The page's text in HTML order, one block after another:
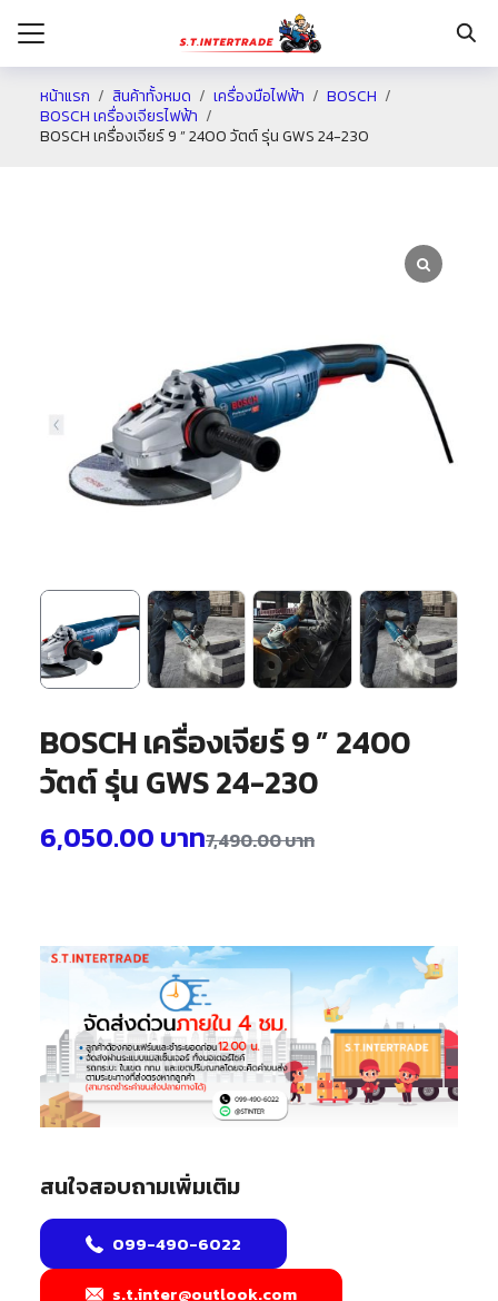
หน้าแรก สินค้าทั้งหมด เครื่องมือไฟฟ้า
BOSCH
BOSCH เครื่องเจียรไฟฟ้า
BOSCH เครื่องเจียร์ 9 ” 2400 วัตต์ รุ่น GWS 24-230
BOSCH เครื่องเจียร์ 9 ” 2400
วัตต์ รุ่น GWS 24-230
7,490.00บาท
6,050.00 บาท
สนใจสอบถามเพิ่มเติม
099-490-6022
s.t.inter@outlook.com